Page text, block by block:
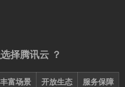
择腾讯云 ？
丰富场景 开放生态 服务保障